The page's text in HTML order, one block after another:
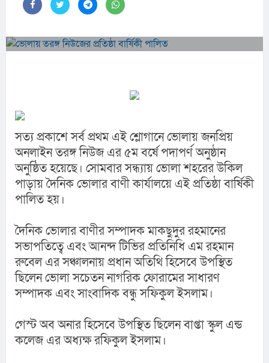
সত্য প্রকাশে সর্ব প্রথম এই শ্লোগানে ভোলায় জনপ্রিয়
অনলাইন তরঙ্গ নিউজ এর ৫ম বর্ষে পদাপর্ণ অনুষ্ঠান
অনুষ্ঠিত হয়েছে। সোমবার সন্ধ্যায় ভোলা শহরের উকিল
পাড়ায় দৈনিক ভোলার বাণী কার্যালয়ে এই প্রতিষ্ঠা বার্ষিকী
পালিত হয়।
দৈনিক ভোলার বাণীর সম্পাদক মাকছুদুর রহমানের
সভাপতিত্বে এবং আনন্দ টিভির প্রতিনিধি এম রহমান
রুবেল এর সঞ্চালনায় প্রধান অতিথি হিসেবে উপস্থিত
ছিলেন ভোলা সচেতন নাগরিক ফোরামের সাধারণ
সম্পাদক এবং সাংবাদিক বন্ধু সফিকুল ইসলাম।
গেস্ট অব অনার হিসেবে উপস্থিত ছিলেন বাপ্তা স্কুল এন্ড
কলেজ এর অধ্যক্ষ রফিকুল ইসলাম।